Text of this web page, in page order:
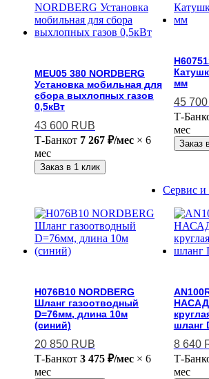
MEU05 380 NORDBERG
Установка мобильная для
сбора выхлопных газов
0,5кВт
43 600 RUB
Т-Банкот 7 267 ₽/мес × 6
мес
Заказ в 1 клик
мм
45 700
Т-Банк
мес
Заказ
H076B10 NORDBERG
Шланг газоотводный
D=76мм, длина 10м
(синий)
20 850 RUB
Т-Банкот 3 475 ₽/мес × 6
мес
шланг
8 640
Т-Банк
мес
Сервис и